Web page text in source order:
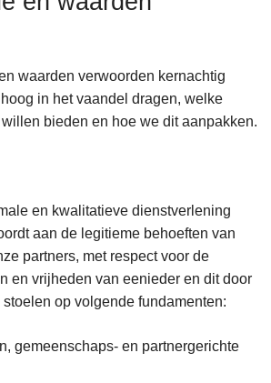
waarden verwoorden kernachtig
in het vaandel dragen, welke
bieden en hoe we dit aanpakken.
en kwalitatieve dienstverlening
aan de legitieme behoeften van
partners, met respect voor de
en vrijheden van eenieder en dit door
op volgende fundamenten:
gemeenschaps- en partnergerichte